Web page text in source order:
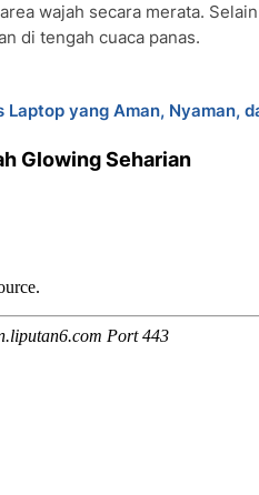
wajah secara merata.
di tengah cuaca panas.
yang Aman, Nyaman,
Glowing Seharian